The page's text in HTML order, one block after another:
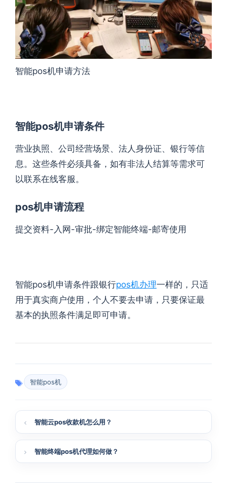
智能pos机申请方法
智能pos机申请条件
营业执照、公司经营场景、法人身份证、银行等信
息。这些条件必须具备，如有非法人结算等需求可
以联系在线客服。
pos机申请流程
提交资料-入网-审批-绑定智能终端-邮寄使用
智能pos机申请条件跟银行pos机办理一样的，只适
用于真实商户使用，个人不要去申请，只要保证最
基本的执照条件满足即可申请。
智能pos机
智能云pos收款机怎么用？
智能终端pos机代理如何做？